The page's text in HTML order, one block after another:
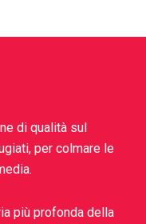
di qualità sul
per colmare le
più profonda della